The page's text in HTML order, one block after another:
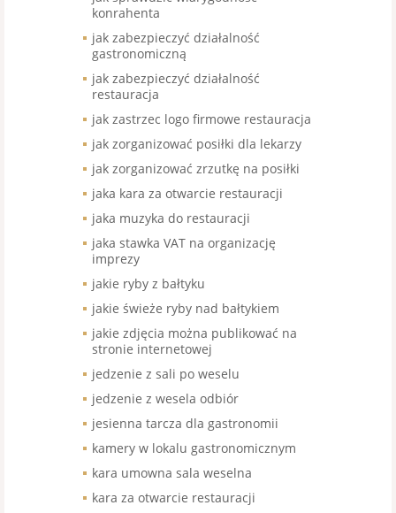
konrahenta
jak zabezpieczyć działalność
gastronomiczną
jak zabezpieczyć działalność
restauracja
jak zastrzec logo firmowe restauracja
jak zorganizować posiłki dla lekarzy
jak zorganizować zrzutkę na posiłki
jaka kara za otwarcie restauracji
jaka muzyka do restauracji
jaka stawka VAT na organizację
imprezy
jakie ryby z bałtyku
jakie świeże ryby nad bałtykiem
jakie zdjęcia można publikować na
stronie internetowej
jedzenie z sali po weselu
jedzenie z wesela odbiór
jesienna tarcza dla gastronomii
kamery w lokalu gastronomicznym
kara umowna sala weselna
kara za otwarcie restauracji